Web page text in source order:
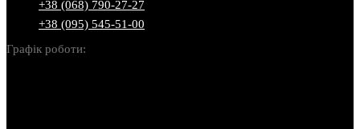
+38 (068) 790-27-27
+38 (095) 545-51-00
Графік роботи: